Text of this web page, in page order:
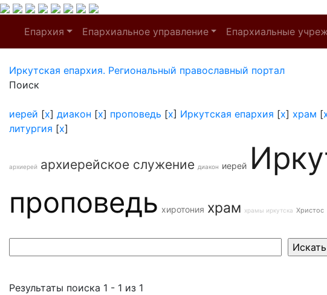
Епархия Епархиальное управление Епархиальные
Иркутская епархия. Региональный православный портал
Поиск
иерей [x] диакон [x] проповедь [x] Иркутская епархия [x] храм [
литургия [x]
архиерей архиерейское служение диакон иерей
проповедь хиротония храм храмы иркутска Христос
Результаты поиска 1 - 1 из 1